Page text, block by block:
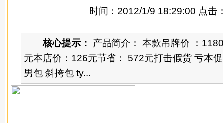
时间：2012/1/9 18:29:00 点击
核心提示：
产品简介： 本款吊牌价 ：
元本店价：126元节省： 572元打击假货 亏本
男包 斜挎包 ty...